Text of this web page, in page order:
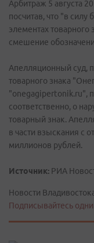
Арбитраж 5 августа
посчитав, что "в силу
элементах товарного
смешение
Апелляционный суд,
товарного знака
"onegagipertonik.ru",
соответственно, о
товарный знак.
в части взыскания с
миллионов рублей.
Источник: РИА
Новости
Подписывайтесь